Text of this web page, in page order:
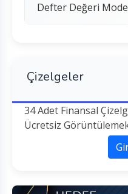
Defter Değeri
Çizelgeler
34 Adet Finansal
Ücretsiz Görüntülemek